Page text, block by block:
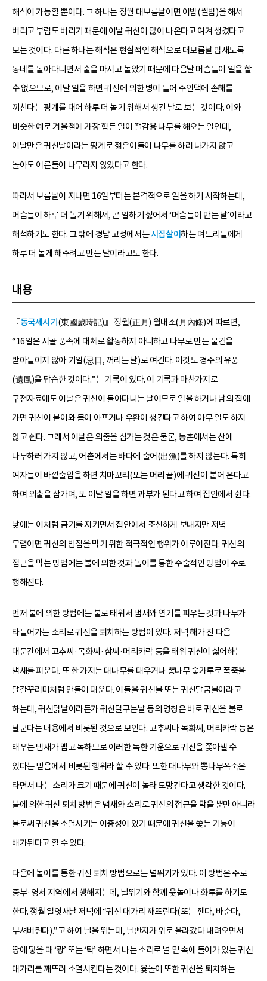
해석이 가능할 뿐이다. 그 하나는 정월 대보름날이면 이밥(쌀밥)을 해서
버리고 부럼도 버리기 때문에 이날 귀신이 많이 나온다고 여겨 생겼다고
보는 것이다. 다른 하나는 해석은 현실적인 해석으로 대보름날 밤새도록
동네를 돌아다니면서 술을 마시고 놀았기 때문에 다음날 머슴들이 일을 할
수 없으므로, 이날 일을 하면 귀신에 의한 병이 들어 주인댁에 손해를
끼친다는 핑계를 대어 하루 더 놀기 위해서 생긴 날로 보는 것이다. 이와
비슷한 예로 겨울철에 가장 힘든 일이 땔감용 나무를 해오는 일인데,
이날만은 귀신날이라는 핑계로 젊은이들이 나무를 하러 나가지 않고
놀아도 어른들이 나무라지 않았다고 한다.
따라서 보름날이 지나면 16일부터는 본격적으로 일을 하기 시작하는데,
머슴들이 하루 더 놀기 위해서, 곧 일하기 싫어서 ‘머슴들이 만든 날’이라고
해석하기도 한다. 그 밖에 경남 고성에서는시집살이하는 며느리들에게
하루 더 놀게 해주려고 만든 날이라고도 한다.
내용
『동국세시기 (東國歲時記)』 정월(正月) 월내조(月內條)에 따르면,
“16일은 시골 풍속에 대체로 활동하지 아니하고 나무로 만든 물건을
받아들이지 않아 기일(忌日, 꺼리는 날)로 여긴다. 이것도 경주의 유풍
(遺風)을 답습한 것이다.”는 기록이 있다. 이 기록과 마찬가지로
구전자료에도 이날은 귀신이 돌아다니는 날이므로 일을 하거나 남의 집에
가면 귀신이 붙어와 몸이 아프거나 우환이 생긴다고 하여 아무 일도 하지
않고 쉰다. 그래서 이날은 외출을 삼가는 것은 물론, 농촌에서는 산에
나무하러 가지 않고, 어촌에서는 바다에 출어(出漁)를 하지 않는다. 특히
여자들이 바깥출입을 하면 치마꼬리(또는 머리 끝)에 귀신이 붙어 온다고
하여 외출을 삼가며, 또 이날 일을 하면 과부가 된다고 하여 집안에서 쉰다.
낮에는 이처럼 금기를 지키면서 집안에서 조신하게 보내지만 저녁
무렵이면 귀신의 범접을 막기 위한 적극적인 행위가 이루어진다. 귀신의
접근을 막는 방법에는 불에 의한 것과 놀이를 통한 주술적인 방법이 주로
행해진다.
먼저 불에 의한 방법에는 불로 태워서 냄새와 연기를 피우는 것과 나무가
타들어가는 소리로 귀신을 퇴치하는 방법이 있다. 저녁 해가 진 다음
대문간에서 고추씨·목화씨·삼씨·머리카락 등을 태워 귀신이 싫어하는
냄새를 피운다. 또 한 가지는 대나무를 태우거나 뽕나무 숯가루로 폭죽을
달걀꾸러미처럼 만들어 태운다. 이들을 귀신불 또는 귀신달굼불이라고
하는데, 귀신닭날이라든가 귀신달구는날 등의 명칭은 바로 귀신을 불로
달군다는 내용에서 비롯된 것으로 보인다. 고추씨나 목화씨, 머리카락 등은
태우는 냄새가 맵고 독하므로 이러한 독한 기운으로 귀신을 쫓아낼 수
있다는 믿음에서 비롯된 행위라 할 수 있다. 또한 대나무와 뽕나무폭죽은
타면서 나는 소리가 크기 때문에 귀신이 놀라 도망간다고 생각한 것이다.
불에 의한 귀신 퇴치 방법은 냄새와 소리로 귀신의 접근을 막을 뿐만 아니라
불로써 귀신을 소멸시키는 이중성이 있기 때문에 귀신을 쫓는 기능이
배가된다고 할 수 있다.
다음에 놀이를 통한 귀신 퇴치 방법으로는 널뛰기가 있다. 이 방법은 주로
중부·영서 지역에서 행해지는데, 널뛰기와 함께 윷놀이나 화투를 하기도
한다. 정월 열엿새날 저녁에 “귀신 대가리 깨뜨린다(또는 깬다, 바순다,
부셔버린다).”고 하여 널을 뛰는데, 널빤지가 위로 올라갔다 내려오면서
땅에 닿을 때 ‘쾅’ 또는 ‘탁’ 하면서 나는 소리로 널 밑 속에 들어가 있는 귀신
대가리를 깨뜨려 소멸시킨다는 것이다. 윷놀이 또한 귀신을 퇴치하는